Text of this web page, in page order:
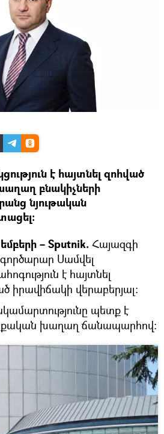
է հայտնել զոհված
բնակիչների
նյութական
– Sputnik. Հայազգի
Սամվել
է հայտնել
իրավիճակի վերաբերյալ։
պետք է
խաղաղ ճանապարհով: